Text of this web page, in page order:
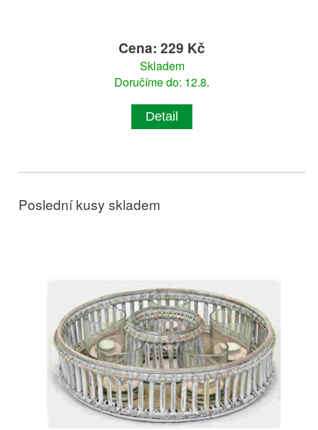
Cena: 229 Kč
Skladem
Doručíme do: 12.8.
Detail
Poslední kusy skladem